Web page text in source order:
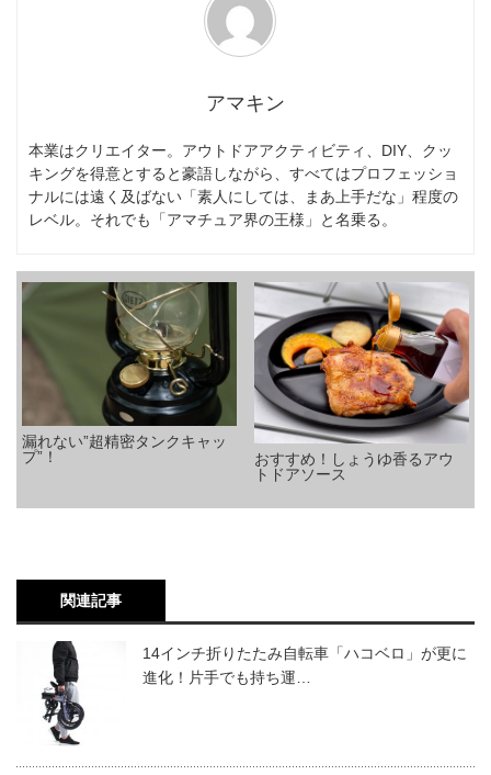
アマキン
本業はクリエイター。アウトドアアクティビティ、DIY、クッ
キングを得意とすると豪語しながら、すべてはプロフェッショ
ナルには遠く及ばない「素人にしては、まあ上手だな」程度の
レベル。それでも「アマチュア界の王様」と名乗る。
漏れない”超精密タンクキャッ
プ”！
おすすめ！しょうゆ香るアウ
トドアソース
関連記事
14インチ折りたたみ自転車「ハコベロ」が更に
進化！片手でも持ち運…